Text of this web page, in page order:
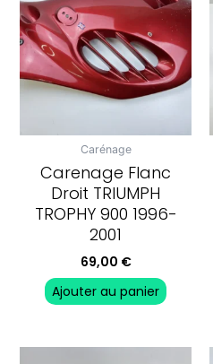
Carénage
Carenage Flanc
Droit TRIUMPH
TROPHY 900 1996-
2001
69,00 €
Ajouter au panier